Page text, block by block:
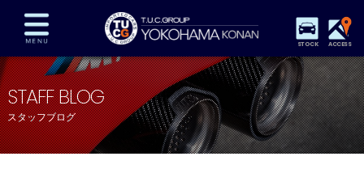
STOCK ACCESS
在庫車両情報 保証&サービス パーツリスト
TUCとは？ 店舗情報 アクセスマップ
全国納車 特別作業 注文販売
STAFF BLOG
スタッフブログ